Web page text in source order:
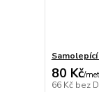
80 Kč/
66 Kč bez